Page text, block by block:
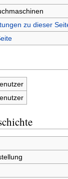
zu dieser